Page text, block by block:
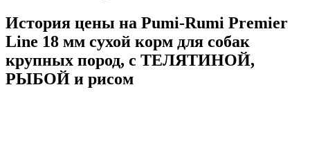
История цены на Pumi-Rumi Premier
Line 18 мм сухой корм для собак
крупных пород, с ТЕЛЯТИНОЙ,
РЫБОЙ и рисом